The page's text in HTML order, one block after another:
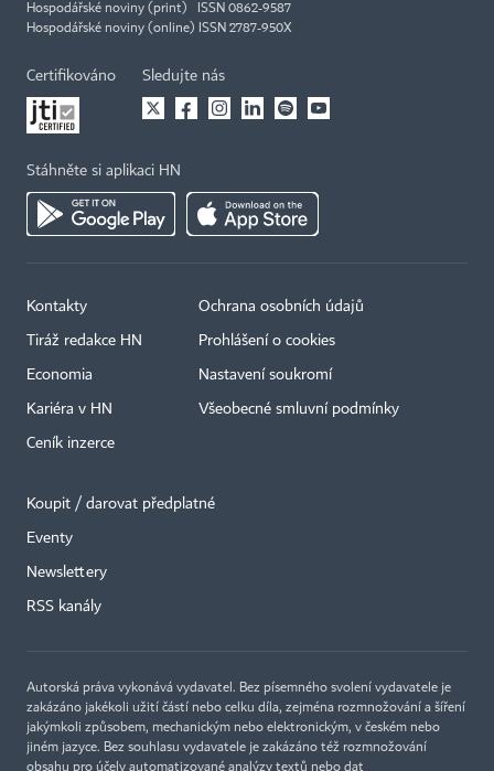
Hospodářské noviny (print) ISSN 0862-9587
Hospodářské noviny (online) ISSN 2787-950X
Certifikováno Sledujte nás
Stáhněte si aplikaci HN
Kontakty
Tiráž redakce HN
Economia
Kariéra v HN
Ceník inzerce
Ochrana osobních údajů
Prohlášení o cookies
Nastavení soukromí
Všeobecné smluvní podmínky
Koupit / darovat předplatné
Eventy
Newslettery
RSS kanály
Autorská práva vykonává vydavatel. Bez písemného svolení vydavatele je
zakázáno jakékoli užití částí nebo celku díla, zejména rozmnožování a šíření
jakýmkoli způsobem, mechanickým nebo elektronickým, v českém nebo
jiném jazyce. Bez souhlasu vydavatele je zakázáno též rozmnožování
obsahu pro účely automatizované analýzy textů nebo dat